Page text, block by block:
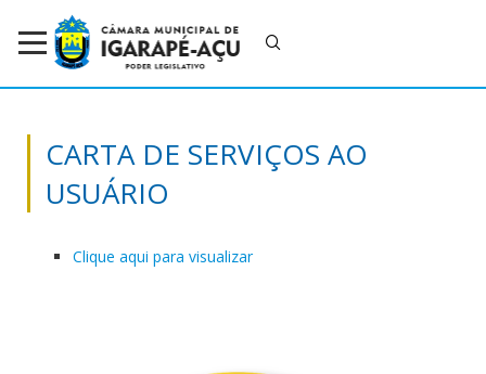
CARTA DE SERVIÇOS AO
USUÁRIO
Clique aqui para visualizar